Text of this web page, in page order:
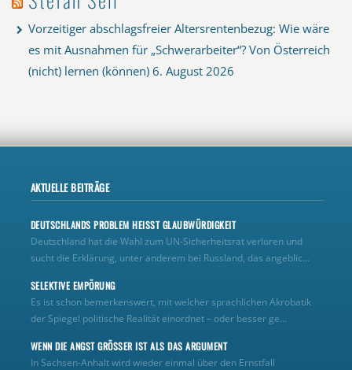
Vorzeitiger abschlagsfreier Altersrentenbezug: Wie wäre
es mit Ausnahmen für „Schwerarbeiter“? Von Österreich
(nicht) lernen (können) 6. August 2026
AKTUELLE BEITRÄGE
DEUTSCHLANDS PROBLEM HEISST GLAUBWÜRDIGKEIT
Deutschland hat die Wahl zum UN‑Sicherheitsrat verloren und
sucht die Erklärung, unter anderem bei Russland, das angeblic...
SELEKTIVE EMPÖRUNG
Es ist schon bemerkenswert, mit welcher sprachlichen Akrobatik
der Spiegel politische Realität einordnet – oder besser ge...
WENN DIE ANGST GRÖSSER IST ALS DAS ARGUMENT
In Sachsen-Anhalt wird wieder einmal über den Ernstfall